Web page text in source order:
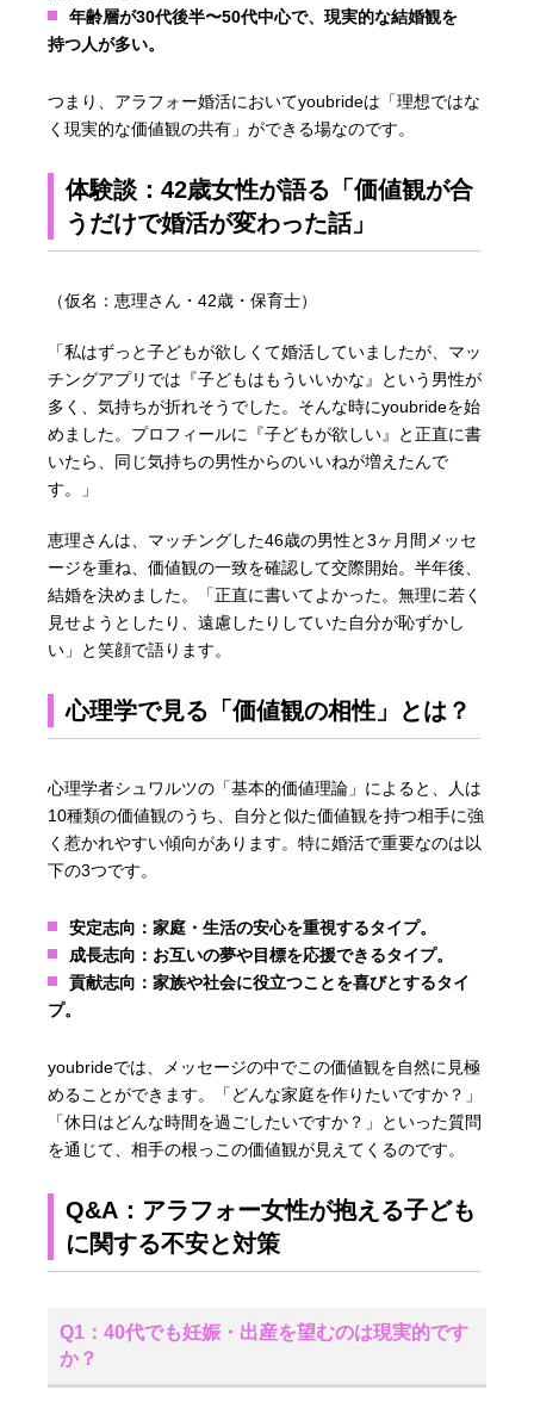
年齢層が30代後半〜50代中心で、現実的な結婚観を
持つ人が多い。
つまり、アラフォー婚活においてyoubrideは「理想ではな
く現実的な価値観の共有」ができる場なのです。
体験談：42歳女性が語る「価値観が合
うだけで婚活が変わった話」
（仮名：恵理さん・42歳・保育士）
「私はずっと子どもが欲しくて婚活していましたが、マッ
チングアプリでは『子どもはもういいかな』という男性が
多く、気持ちが折れそうでした。そんな時にyoubrideを始
めました。プロフィールに『子どもが欲しい』と正直に書
いたら、同じ気持ちの男性からのいいねが増えたんで
す。」
恵理さんは、マッチングした46歳の男性と3ヶ月間メッセ
ージを重ね、価値観の一致を確認して交際開始。半年後、
結婚を決めました。「正直に書いてよかった。無理に若く
見せようとしたり、遠慮したりしていた自分が恥ずかし
い」と笑顔で語ります。
心理学で見る「価値観の相性」とは？
心理学者シュワルツの「基本的価値理論」によると、人は
10種類の価値観のうち、自分と似た価値観を持つ相手に強
く惹かれやすい傾向があります。特に婚活で重要なのは以
下の3つです。
安定志向 ：家庭・生活の安心を重視するタイプ。
成長志向 ：お互いの夢や目標を応援できるタイプ。
貢献志向 ：家族や社会に役立つことを喜びとするタイ
プ。
youbrideでは、メッセージの中でこの価値観を自然に見極
めることができます。「どんな家庭を作りたいですか？」
「休日はどんな時間を過ごしたいですか？」といった質問
を通じて、相手の根っこの価値観が見えてくるのです。
Q&A：アラフォー女性が抱える子ども
に関する不安と対策
Q1：40代でも妊娠・出産を望むのは現実的です
か？